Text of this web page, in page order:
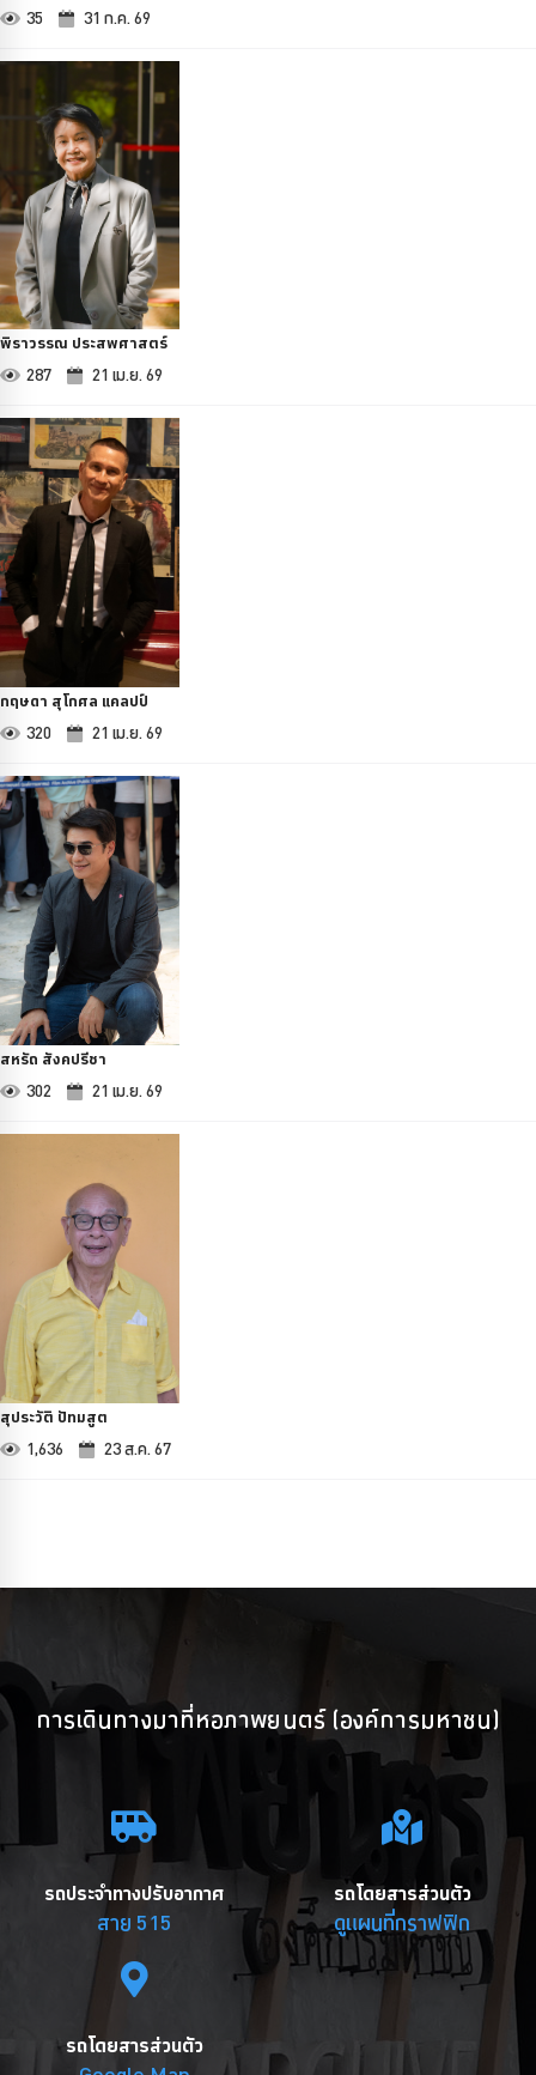
35 31 ก.ค. 69
พิราวรรณ ประสพศาสตร์
287 21 เม.ย. 69
กฤษดา สุโกศล แคลปป์
320 21 เม.ย. 69
สหรัถ สังคปรีชา
302 21 เม.ย. 69
สุประวัติ ปัทมสูต
1,636 23 ส.ค. 67
การเดินทางมาที่หอภาพยนตร์ (องค์การมหาชน)
รถประจำทางปรับอากาศ
สาย 515
รถโดยสารส่วนตัว
ดูแผนที่กราฟฟิก
รถโดยสารส่วนตัว